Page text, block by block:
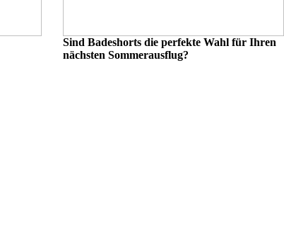
Sind Badeshorts die perfekte Wahl für Ihren
nächsten Sommerausflug?